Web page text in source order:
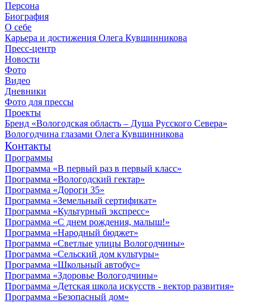
Персона
Биография
О себе
Карьера и достижения Олега Кувшинникова
Пресс-центр
Новости
Фото
Видео
Дневники
Фото для прессы
Проекты
Бренд «Вологодская область – Душа Русского Севера»
Вологодчина глазами Олега Кувшинникова
Контакты
Программы
Программа «В первый раз в первый класс»
Программа «Вологодский гектар»
Программа «Дороги 35»
Программа «Земельный сертификат»
Программа «Культурный экспресс»
Программа «С днем рождения, малыш!»
Программа «Народный бюджет»
Программа «Светлые улицы Вологодчины»
Программа «Сельский дом культуры»
Программа «Школьный автобус»
Программа «Здоровье Вологодчины»
Программа «Детская школа искусств - вектор развития»
Программа «Безопасный дом»